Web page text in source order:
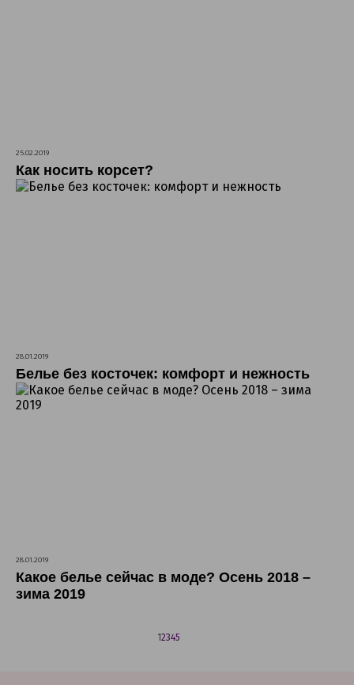
25.02.2019
Как носить корсет?
28.01.2019
Белье без косточек: комфорт и нежность
28.01.2019
Какое белье сейчас в моде? Осень 2018 –
зима 2019
12345